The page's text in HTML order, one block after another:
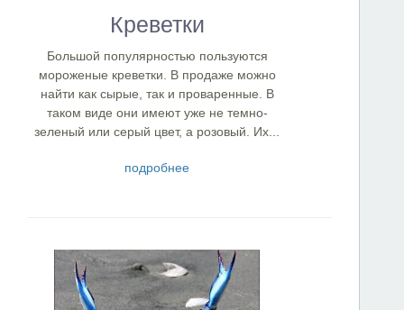
Креветки
Большой популярностью пользуются
мороженые креветки. В продаже можно
найти как сырые, так и проваренные. В
таком виде они имеют уже не темно-
зеленый или серый цвет, а розовый. Их...
подробнее